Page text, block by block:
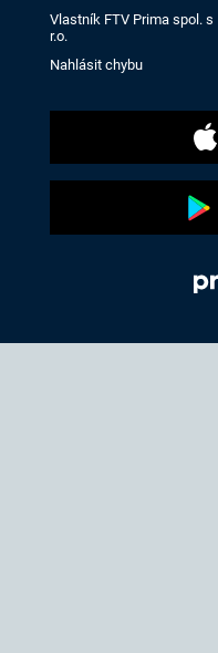
Vlastník FTV Prima spol. s
r.o.
Nahlásit chybu